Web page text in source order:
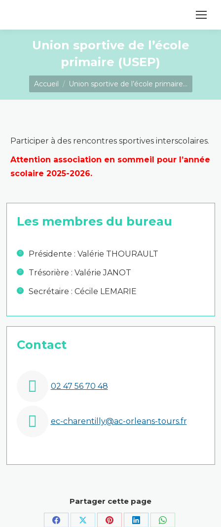
Union sportive de l’école
primaire (USEP)
Vous êtes ici :
Accueil Union sportive de l’école primaire…
Participer à des rencontres sportives interscolaires.
Attention association en sommeil pour l’année
scolaire 2025-2026.
Les membres du bureau
Présidente : Valérie THOURAULT
Trésorière : Valérie JANOT
Secrétaire : Cécile LEMARIE
Contact
02 47 56 70 48
ec-charentilly@ac-orleans-tours.fr
Partager cette page